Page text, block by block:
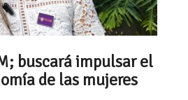
buscará impulsar el
de las mujeres